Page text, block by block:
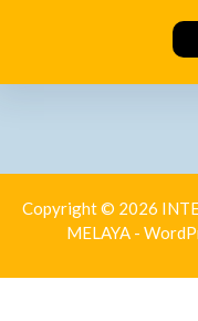
Copyright © 2026
MELAYA -